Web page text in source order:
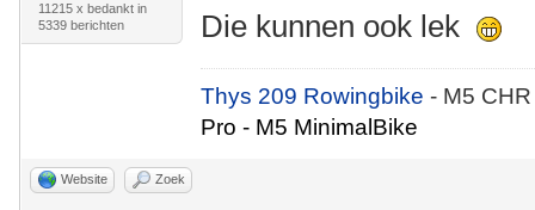
11215 x bedankt in
5339 berichten
Die kunnen ook lek
Thys 209 Rowingbike- M5
Pro - M5 MinimalBike
Website Zoek